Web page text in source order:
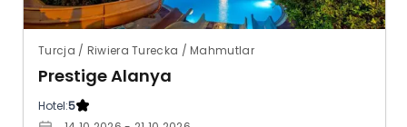
Turcja / Riwiera Turecka / Mahmutlar
Prestige Alanya
Hotel:5